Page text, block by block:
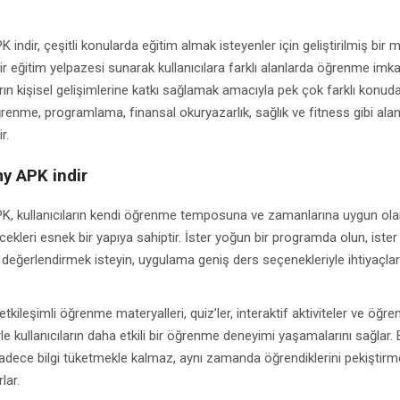
indir, çeşitli konularda eğitim almak isteyenler için geliştirilmiş bir
eğitim yelpazesi sunarak kullanıcılara farklı alanlarda öğrenme
kişisel gelişimlerine katkı sağlamak amacıyla pek çok farklı
programlama, finansal okuryazarlık, sağlık ve fitness gibi
APK indir
kullanıcıların kendi öğrenme temposuna ve zamanlarına uygun
esnek bir yapıya sahiptir. İster yoğun bir programda olun,
değerlendirmek isteyin, uygulama geniş ders seçenekleriyle
öğrenme materyalleri, quiz’ler, interaktif aktiviteler ve
kullanıcıların daha etkili bir öğrenme deneyimi yaşamalarını sağlar.
bilgi tüketmekle kalmaz, aynı zamanda öğrendiklerini